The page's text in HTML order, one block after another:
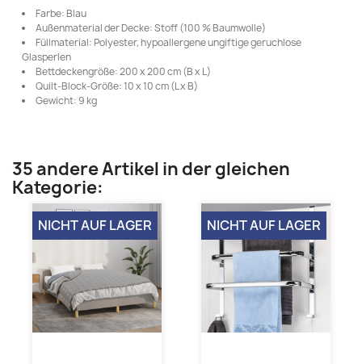
Farbe: Blau
Außenmaterial der Decke: Stoff (100 % Baumwolle)
Füllmaterial: Polyester, hypoallergene ungiftige geruchlose
Glasperlen
Bettdeckengröße: 200 x 200 cm (B x L)
Quilt-Block-Größe: 10 x 10 cm (L x B)
Gewicht: 9 kg
35 andere Artikel in der gleichen
Kategorie:
NICHT AUF LAGER NICHT AUF LAGER